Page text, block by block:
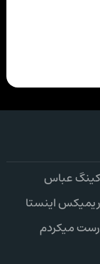
کینگ عباس
اینستا
میکردم